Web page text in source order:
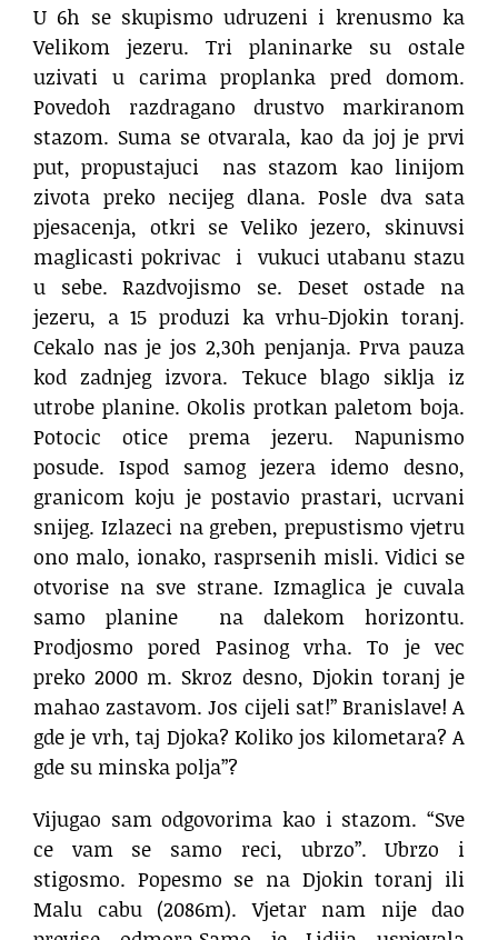
U 6h se skupismo udruzeni i krenusmo ka
Velikom jezeru. Tri planinarke su ostale
uzivati u carima proplanka pred domom.
Povedoh razdragano drustvo markiranom
stazom. Suma se otvarala, kao da joj je prvi
put, propustajuci
nas stazom kao linijom
zivota preko necijeg dlana. Posle dva sata
pjesacenja, otkri se Veliko jezero, skinuvsi
maglicasti pokrivac i vukuci utabanu stazu
u sebe. Razdvojismo se. Deset ostade na
jezeru, a 15 produzi ka vrhu-Djokin toranj.
Cekalo nas je jos 2,30h penjanja. Prva pauza
kod zadnjeg izvora. Tekuce blago siklja iz
utrobe planine. Okolis protkan paletom boja.
Potocic otice prema jezeru. Napunismo
posude. Ispod samog jezera idemo desno,
granicom koju je postavio prastari, ucrvani
snijeg. Izlazeci na greben, prepustismo vjetru
ono malo, ionako, rasprsenih misli. Vidici se
otvorise na sve strane. Izmaglica je cuvala
samo planine
na dalekom horizontu.
Prodjosmo pored Pasinog vrha. To je vec
preko 2000 m. Skroz desno, Djokin toranj je
mahao zastavom. Jos cijeli sat!” Branislave! A
gde je vrh, taj Djoka? Koliko jos kilometara? A
gde su minska polja”?
Vijugao sam odgovorima kao i stazom. “Sve
ce vam se samo reci, ubrzo”. Ubrzo i
stigosmo. Popesmo se na Djokin toranj ili
Malu cabu (2086m). Vjetar nam nije dao